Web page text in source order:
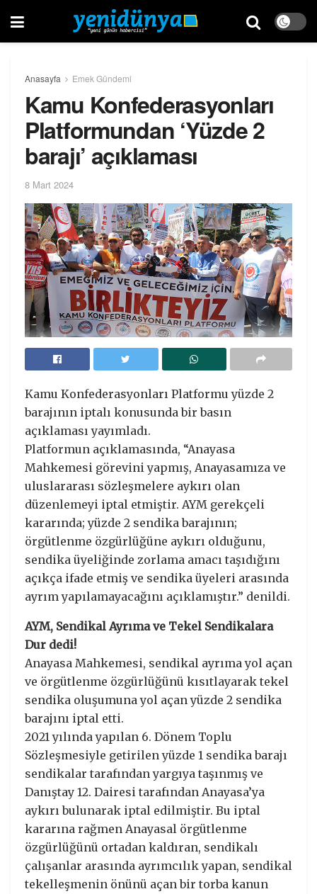
Anasayfa Emek Gündemi
Kamu Konfederasyonları
Platformundan ‘Yüzde 2
barajı’ açıklaması
8 Mart 2024
Kamu Konfederasyonları Platformu yüzde 2
barajının iptalı konusunda bir basın
açıklaması yayımladı.
Platformun açıklamasında, “Anayasa
Mahkemesi görevini yapmış, Anayasamıza ve
uluslararası sözleşmelere aykırı olan
düzenlemeyi iptal etmiştir. AYM gerekçeli
kararında; yüzde 2 sendika barajının;
örgütlenme özgürlüğüne aykırı olduğunu,
sendika üyeliğinde zorlama amacı taşıdığını
açıkça ifade etmiş ve sendika üyeleri arasında
ayrım yapılamayacağını açıklamıştır.” denildi.
AYM, Sendikal Ayrıma ve Tekel Sendikalara
Dur dedi!
Anayasa Mahkemesi, sendikal ayrıma yol açan
ve örgütlenme özgürlüğünü kısıtlayarak tekel
sendika oluşumuna yol açan yüzde 2 sendika
barajını iptal etti.
2021 yılında yapılan 6. Dönem Toplu
Sözleşmesiyle getirilen yüzde 1 sendika barajı
sendikalar tarafından yargıya taşınmış ve
Danıştay 12. Dairesi tarafından Anayasa’ya
aykırı bulunarak iptal edilmiştir. Bu iptal
kararına rağmen Anayasal örgütlenme
özgürlüğünü ortadan kaldıran, sendikalı
çalışanlar arasında ayrımcılık yapan, sendikal
tekelleşmenin önünü açan bir torba kanun